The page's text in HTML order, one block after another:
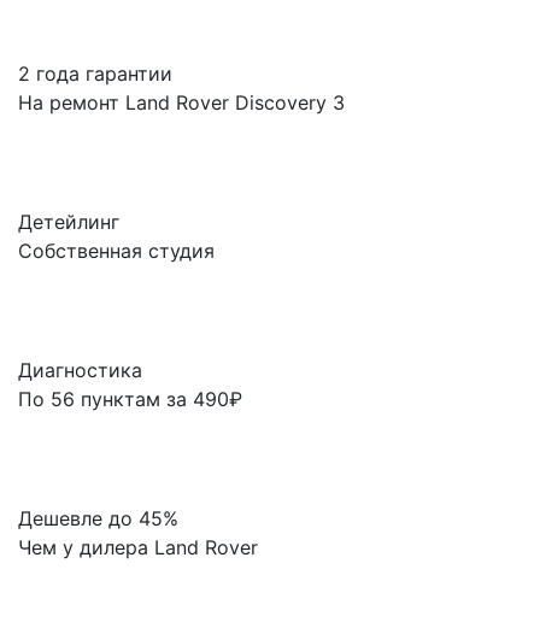
2 года гарантии
На ремонт Land Rover Discovery 3
Детейлинг
Собственная студия
Диагностика
По 56 пунктам за 490₽
Дешевле до 45%
Чем у дилера Land Rover